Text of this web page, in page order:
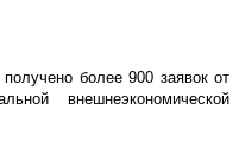
более 900 заявок от
внешнеэкономической